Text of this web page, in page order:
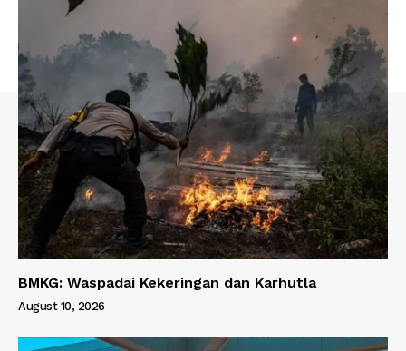
BMKG: Waspadai Kekeringan dan Karhutla
August 10, 2026